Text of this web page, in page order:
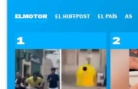
ELMOTOR EL HUFFPOST EL PAÍS AS
1 2